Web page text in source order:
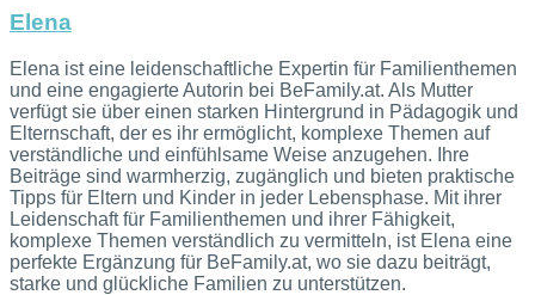
Elena
Elena ist eine leidenschaftliche Expertin für Familienthemen
und eine engagierte Autorin bei BeFamily.at. Als Mutter
verfügt sie über einen starken Hintergrund in Pädagogik und
Elternschaft, der es ihr ermöglicht, komplexe Themen auf
verständliche und einfühlsame Weise anzugehen. Ihre
Beiträge sind warmherzig, zugänglich und bieten praktische
Tipps für Eltern und Kinder in jeder Lebensphase. Mit ihrer
Leidenschaft für Familienthemen und ihrer Fähigkeit,
komplexe Themen verständlich zu vermitteln, ist Elena eine
perfekte Ergänzung für BeFamily.at, wo sie dazu beiträgt,
starke und glückliche Familien zu unterstützen.